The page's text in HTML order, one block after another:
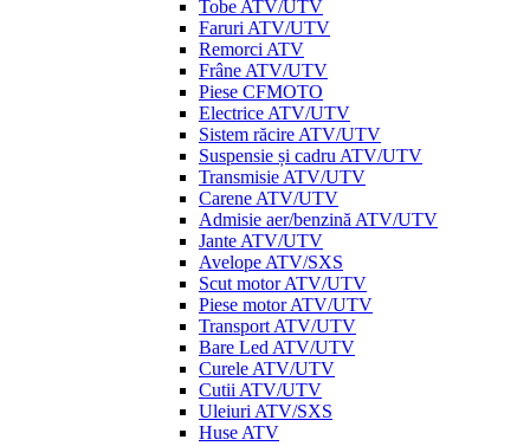
Tobe ATV/UTV
Faruri ATV/UTV
Remorci ATV
Frâne ATV/UTV
Piese CFMOTO
Electrice ATV/UTV
Sistem răcire ATV/UTV
Suspensie și cadru ATV/UTV
Transmisie ATV/UTV
Carene ATV/UTV
Admisie aer/benzină ATV/UTV
Jante ATV/UTV
Avelope ATV/SXS
Scut motor ATV/UTV
Piese motor ATV/UTV
Transport ATV/UTV
Bare Led ATV/UTV
Curele ATV/UTV
Cutii ATV/UTV
Uleiuri ATV/SXS
Huse ATV